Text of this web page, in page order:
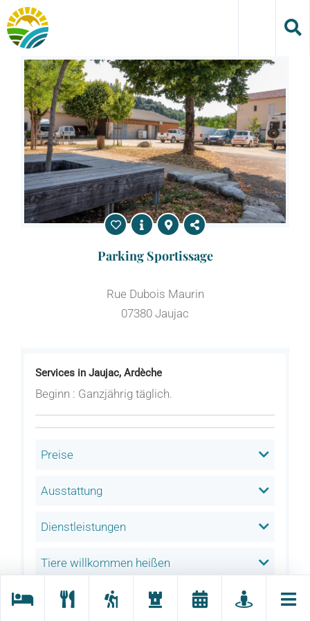
Skip
to
content
Services in Jaujac, Ardèche
Beginn : Ganzjährig täglich.
Preise
Ausstattung
Dienstleistungen
Tiere willkommen heißen
Behindertentourismus
Parking Sportissage
Rue Dubois Maurin
07380 Jaujac